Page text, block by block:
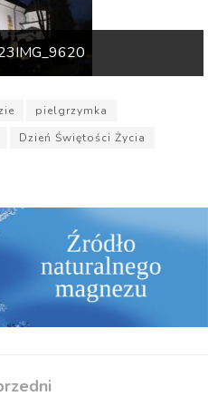
pielgrzymka
Dzień Świętości Życia